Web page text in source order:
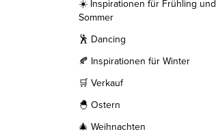
☀️ Inspirationen für Frühling und
Sommer
🕺 Dancing
🍂 Inspirationen für Winter
🛒 Verkauf
🐣 Ostern
🎄 Weihnachten